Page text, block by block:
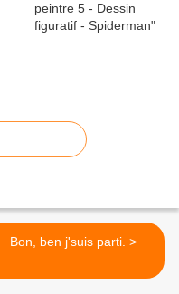
Bon, ben j'suis parti. >